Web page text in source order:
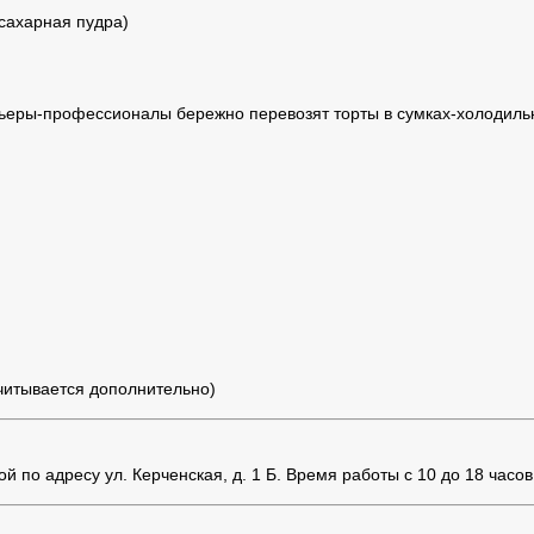
пудра)
профессионалы бережно перевозят торты в сумках-
дополнительно)
по адресу ул. Керченская, д. 1 Б. Время работы с 10 до 18